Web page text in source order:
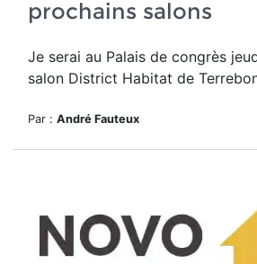
prochains salons
Je serai au Palais de congrès
salon District Habitat de
Par : André Fauteux